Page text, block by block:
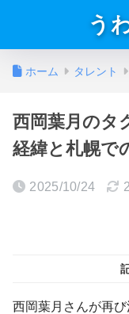
う
ホーム タレント
西岡葉月のタ
経緯と札幌で
2025/10/24
西岡葉月さんが再